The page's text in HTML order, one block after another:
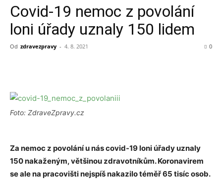
Covid-19 nemoc z povolání
loni úřady uznaly 150 lidem
Od zdravezpravy - 4. 8. 2021 0
Foto: ZdraveZpravy.cz
Za nemoc z povolání u nás covid-19 loni úřady uznaly
150 nakaženým, většinou zdravotníkům. Koronavirem
se ale na pracovišti nejspíš nakazilo téměř 65 tisíc osob.